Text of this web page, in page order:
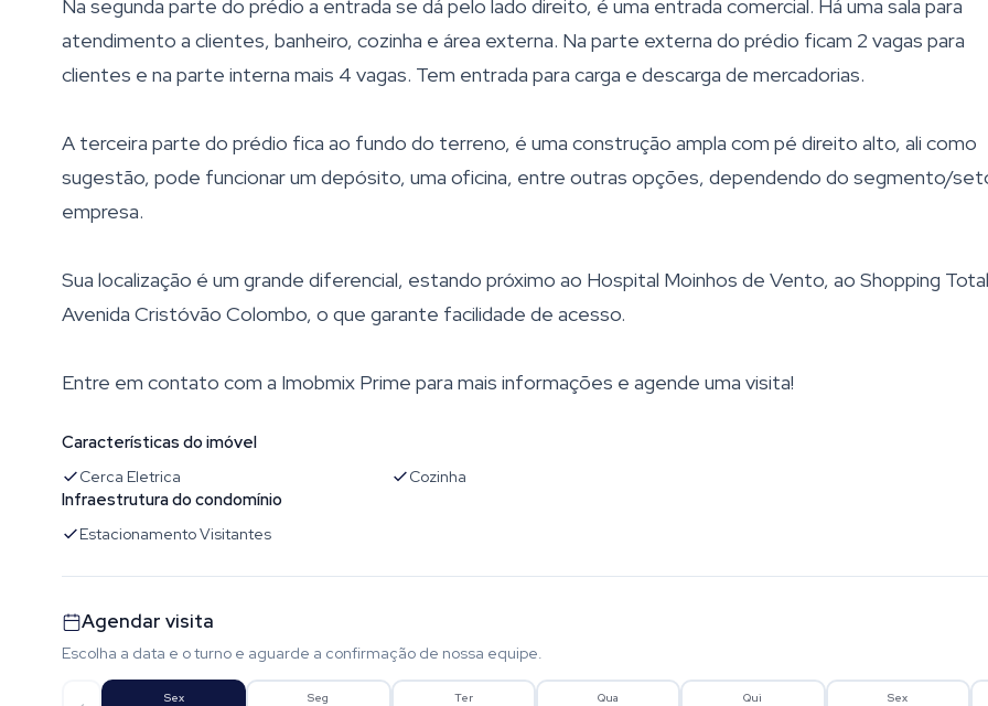
Na segunda parte do prédio a entrada se dá pelo lado direito, é uma entrada comercial. Há uma sala para
atendimento a clientes, banheiro, cozinha e área externa. Na parte externa do prédio ficam 2 vagas para
clientes e na parte interna mais 4 vagas. Tem entrada para carga e descarga de mercadorias.
A terceira parte do prédio fica ao fundo do terreno, é uma construção ampla com pé direito alto, ali como
sugestão, pode funcionar um depósito, uma oficina, entre outras opções, dependendo do segmento/
empresa.
Sua localização é um grande diferencial, estando próximo ao Hospital Moinhos de Vento, ao Shopping
Avenida Cristóvão Colombo, o que garante facilidade de acesso.
Entre em contato com a Imobmix Prime para mais informações e agende uma visita!
Características do imóvel
Cerca Eletrica Cozinha
Infraestrutura do condomínio
Estacionamento Visitantes
Agendar visita
Escolha a data e o turno e aguarde a confirmação de nossa equipe.
Sex Seg Ter Qua Qui Sex